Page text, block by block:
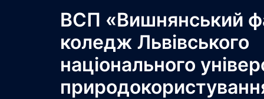
ВСП «Вишнянський
коледж Львівського
національного